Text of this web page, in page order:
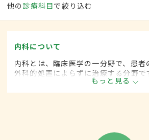
他の 診療科目で絞り込む
内科について
内科とは、臨床医学の一分野で、患者
外科的処置によらずに治療する分野で
器・呼吸器・血液・がんなど広範な領
もっと見る